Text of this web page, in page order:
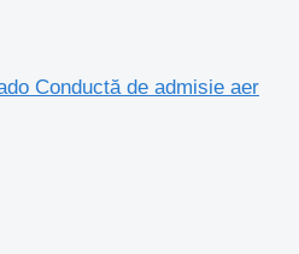
Conductă de admisie aer